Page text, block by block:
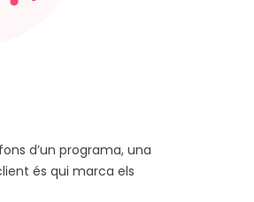
d’un programa, una
és qui marca els